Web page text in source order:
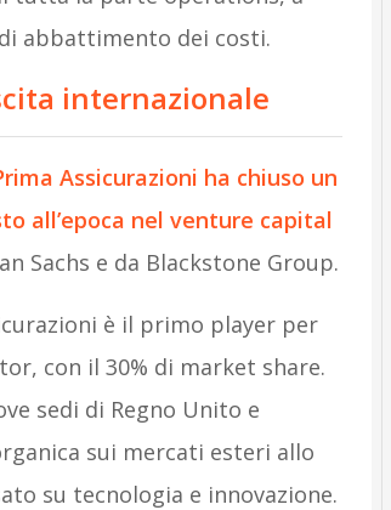
abbattimento dei costi.
internazionale
Assicurazioni ha chiuso un
all’epoca nel venture capital
Sachs e da Blackstone Group.
è il primo player per
con il 30% di market share.
sedi di Regno Unito e
sui mercati esteri allo
su tecnologia e innovazione.